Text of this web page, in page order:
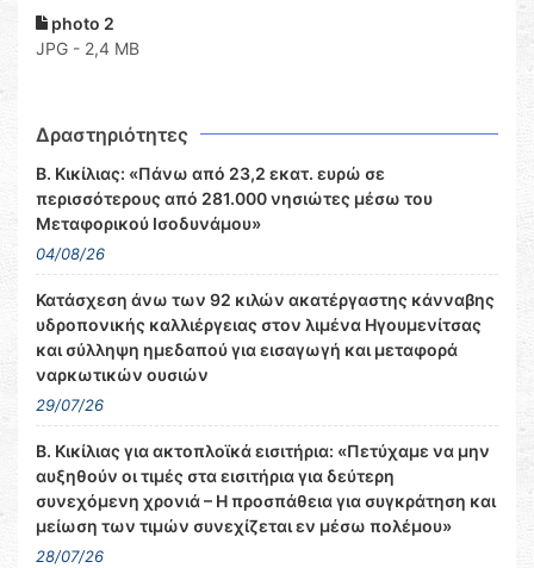
photo 2
JPG - 2,4 MB
Δραστηριότητες
Β. Κικίλιας: «Πάνω από 23,2 εκατ. ευρώ σε
περισσότερους από 281.000 νησιώτες μέσω του
Μεταφορικού Ισοδυνάμου»
04/08/26
Κατάσχεση άνω των 92 κιλών ακατέργαστης κάνναβης
υδροπονικής καλλιέργειας στον λιμένα Ηγουμενίτσας
και σύλληψη ημεδαπού για εισαγωγή και μεταφορά
ναρκωτικών ουσιών
29/07/26
Β. Κικίλιας για ακτοπλοϊκά εισιτήρια: «Πετύχαμε να μην
αυξηθούν οι τιμές στα εισιτήρια για δεύτερη
συνεχόμενη χρονιά – Η προσπάθεια για συγκράτηση και
μείωση των τιμών συνεχίζεται εν μέσω πολέμου»
28/07/26